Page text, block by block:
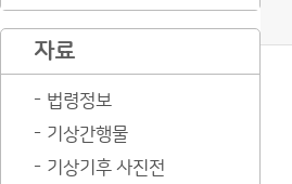
자료
법령정보
기상간행물
기상기후 사진전